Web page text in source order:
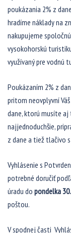
poukázania 2% z
hradíme náklady na
nakupujeme
vysokohorskú
využívaný pre vodnú
Poukázaním 2% z
pritom neovplyvní
dane, ktorú musíte
najjednoduchšie,
z dane a tiež tlačivo
Vyhlásenie s
potrebné doručiť
úradu do pondelka
poštou.
V spodnej časti